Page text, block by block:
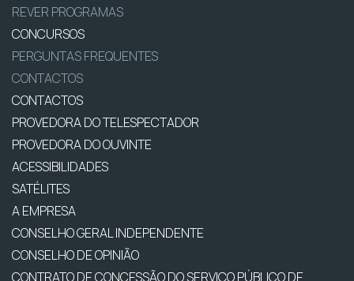
REVER PROGRAMAS
CONCURSOS
PERGUNTAS FREQUENTES
CONTACTOS
CONTACTOS
PROVEDORA DO TELESPECTADOR
PROVEDORA DO OUVINTE
ACESSIBILIDADES
SATÉLITES
A EMPRESA
CONSELHO GERAL INDEPENDENTE
CONSELHO DE OPINIÃO
CONTRATO DE CONCESSÃO DO SERVIÇO PÚBLICO DE